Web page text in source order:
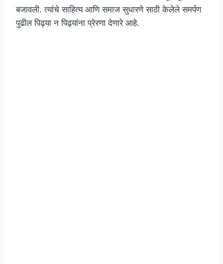
बजावली. त्यांचे साहित्य आणि समाज सुधारणे साठी केलेले समर्पण
पुढील पिढ्या न पिढ्यांना प्रेरणा देणारे आहे.